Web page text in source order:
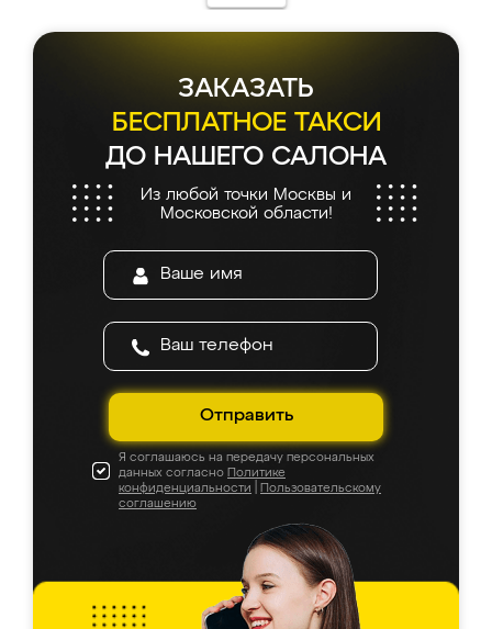
ЗАКАЗАТЬ
БЕСПЛАТНОЕ ТАКСИ
ДО НАШЕГО САЛОНА
Из любой точки Москвы и
Московской области!
Отправить
Я соглашаюсь на передачу персональных
данных согласно Политике
конфиденциальности
Пользовательскому
соглашению